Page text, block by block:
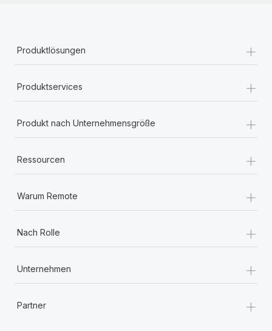
Produktlösungen +
Produktservices +
Produkt nach Unternehmensgröße +
Ressourcen +
Warum Remote +
Nach Rolle +
Unternehmen +
Partner +